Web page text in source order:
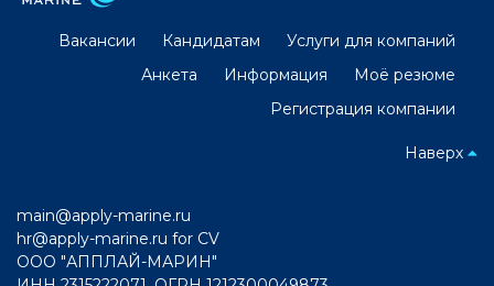
Вакансии Кандидатам
Услуги для компаний
Анкета
Информация
Моё резюме
Регистрация компании
Наверх
main@apply-marine.ru
hr@apply-marine.ru for CV
ООО "АППЛАЙ-МАРИН"